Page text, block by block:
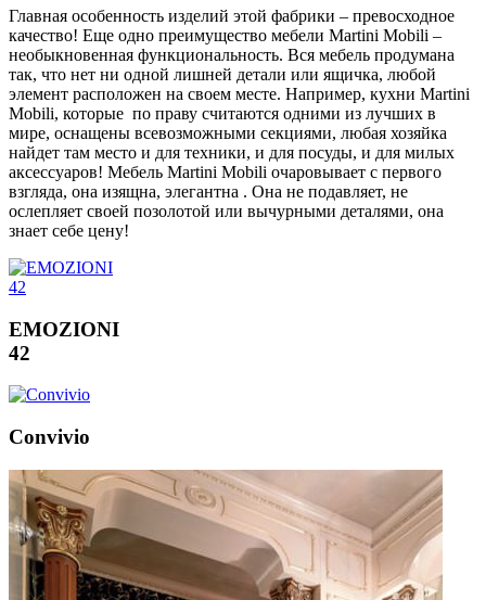
Главная особенность изделий этой фабрики – превосходное
качество! Еще одно преимущество мебели Martini Mobili –
необыкновенная функциональность. Вся мебель продумана
так, что нет ни одной лишней детали или ящичка, любой
элемент расположен на своем месте. Например, кухни Martini
Mobili, которые по праву считаются одними из лучших в
мире, оснащены всевозможными секциями, любая хозяйка
найдет там место и для техники, и для посуды, и для милых
аксессуаров! Мебель Martini Mobili очаровывает с первого
взгляда, она изящна, элегантна . Она не подавляет, не
ослепляет своей позолотой или вычурными деталями, она
знает себе цену!
EMOZIONI
42
Convivio